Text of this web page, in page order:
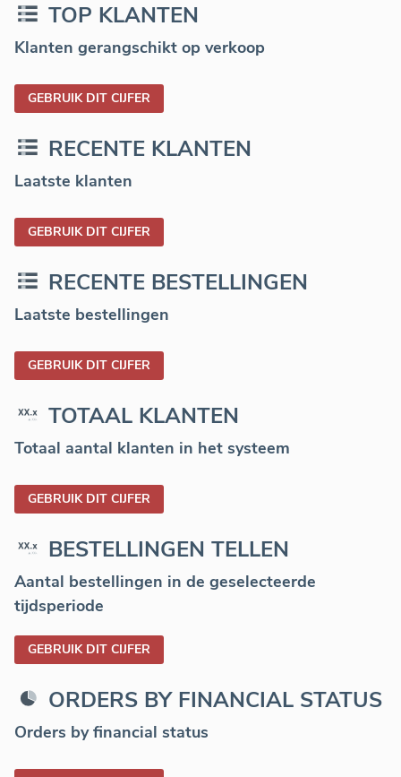
TOP KLANTEN
Klanten gerangschikt op verkoop
GEBRUIK DIT CIJFER
RECENTE KLANTEN
Laatste klanten
GEBRUIK DIT CIJFER
RECENTE BESTELLINGEN
Laatste bestellingen
GEBRUIK DIT CIJFER
TOTAAL KLANTEN
Totaal aantal klanten in het systeem
GEBRUIK DIT CIJFER
BESTELLINGEN TELLEN
Aantal bestellingen in de geselecteerde
tijdsperiode
GEBRUIK DIT CIJFER
ORDERS BY FINANCIAL STATUS
Orders by financial status